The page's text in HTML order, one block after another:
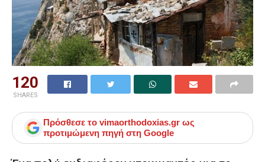
120
SHARES
Πρόσθεσε το vimaorthodoxias.gr ως
προτιμώμενη πηγή στη Google